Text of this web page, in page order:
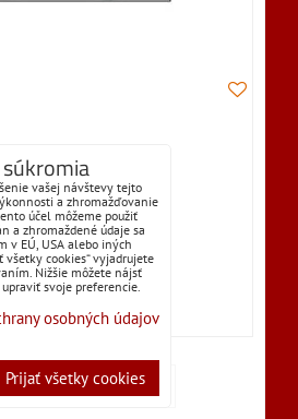
ďalšie produkty.
vašej návštevy tejto
a zhromažďovanie
účel môžeme použiť
a zhromaždené údaje sa
v EÚ, USA alebo iných
cookies“ vyjadrujete
Nižšie môžete nájsť
svoje preferencie.
osobných údajov
Prijať všetky cookies